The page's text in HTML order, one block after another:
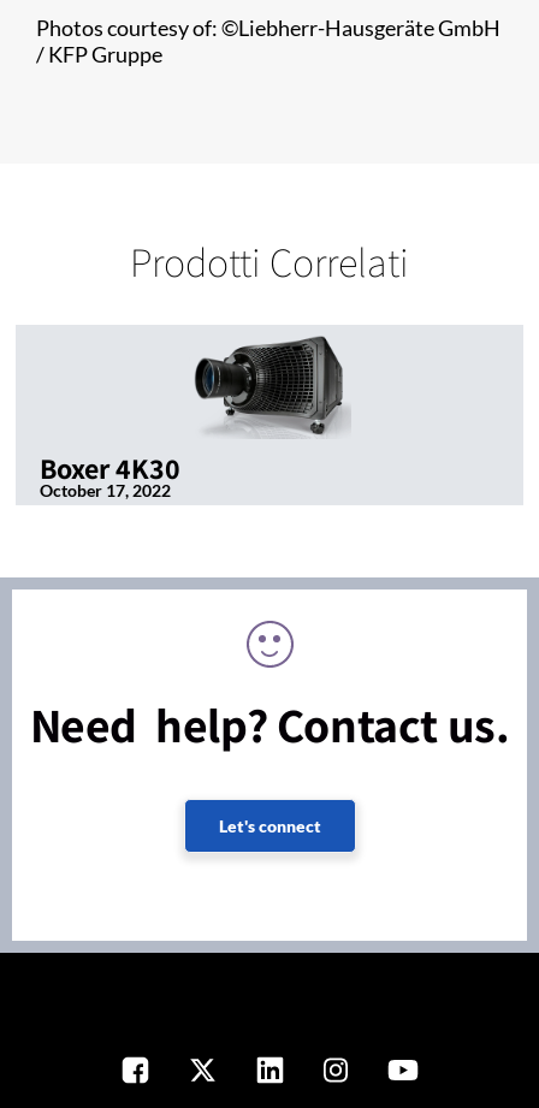
Photos courtesy of: ©Liebherr-Hausgeräte GmbH
/ KFP Gruppe​
Prodotti Correlati
Boxer 4K30
October 17, 2022
Need help? Contact us.
Let's connect